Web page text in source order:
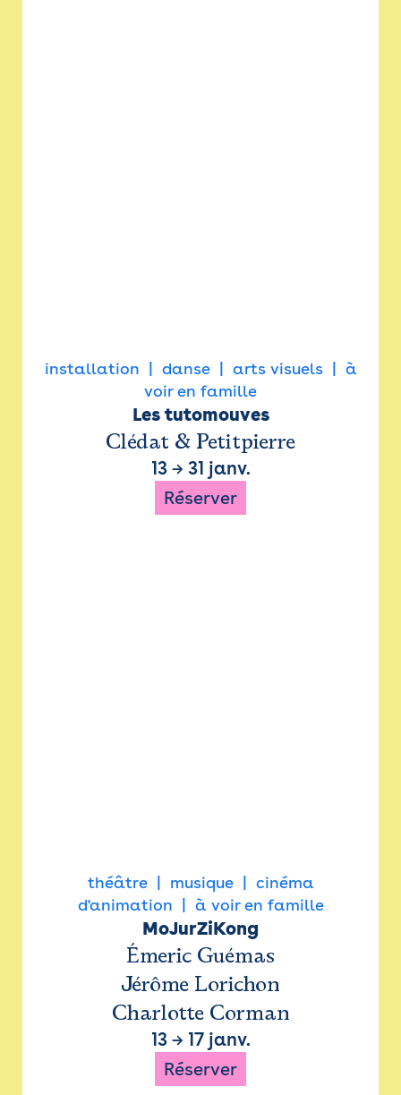
installation danse arts visuels
à
voir en famille
Les tutomouves
Clédat & Petitpierre
13→ 31 janv.
Réserver
théâtre musique
cinéma
d'animation
à voir en famille
MoJurZiKong
Émeric Guémas
Jérôme Lorichon
Charlotte Corman
13→ 17 janv.
Réserver